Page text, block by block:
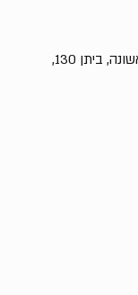
כתובתנו: דרך בן צבי 84, בניין פנורמה, קומה ראשונה, ביתן 130,